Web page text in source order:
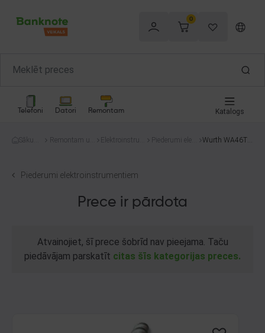
0
Telefoni Datori Remontam Katalogs
Sākum
Remontam un
Elektroinstru
Piederumi elekt
Wurth WA46TB
Piederumi elektroinstrumentiem
Prece ir pārdota
Atvainojiet, šī prece šobrīd nav pieejama. Taču
piedāvājam parskatīt citas šīs kategorijas preces.